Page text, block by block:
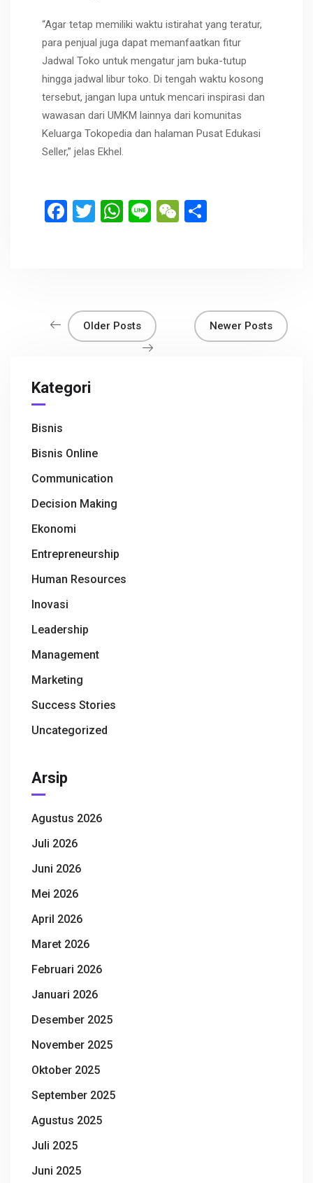
“Agar tetap memiliki waktu istirahat yang teratur,
para penjual juga dapat memanfaatkan fitur
Jadwal Toko untuk mengatur jam buka-tutup
hingga jadwal libur toko. Di tengah waktu kosong
tersebut, jangan lupa untuk mencari inspirasi dan
wawasan dari UMKM lainnya dari komunitas
Keluarga Tokopedia dan halaman Pusat Edukasi
Seller,” jelas Ekhel.
F
o
k
T
W
p
p
Li
W
Older Posts Newer Posts
Kategori
Bisnis
Bisnis Online
Communication
Decision Making
Ekonomi
Entrepreneurship
Human Resources
Inovasi
Leadership
Management
Marketing
Success Stories
Uncategorized
Arsip
Agustus 2026
Juli 2026
Juni 2026
Mei 2026
April 2026
Maret 2026
Februari 2026
Januari 2026
Desember 2025
November 2025
Oktober 2025
September 2025
Agustus 2025
Juli 2025
Juni 2025